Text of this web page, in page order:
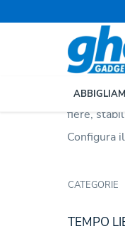
nylon,
fiere,
Configura
CATEGORIE
TEMPO